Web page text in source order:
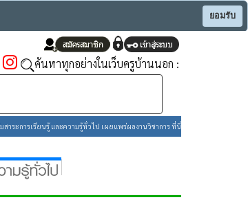
ยอมรับ
ค้นหาทุกอย่างในเว็บครูบ้านนอก :
าระการเรียนรู้ และความรู้ทั่วไป เผยแพร่ผลงานวิชาการ ที่นี่